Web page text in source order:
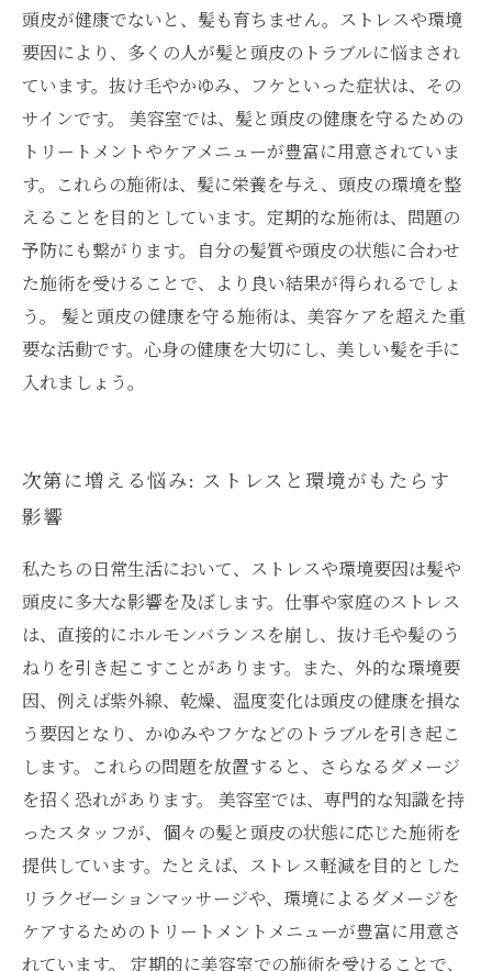
頭皮が健康でないと、髪も育ちません。ストレスや環境
要因により、多くの人が髪と頭皮のトラブルに悩まされ
ています。抜け毛やかゆみ、フケといった症状は、その
サインです。 美容室では、髪と頭皮の健康を守るための
トリートメントやケアメニューが豊富に用意されていま
す。これらの施術は、髪に栄養を与え、頭皮の環境を整
えることを目的としています。定期的な施術は、問題の
予防にも繋がります。自分の髪質や頭皮の状態に合わせ
た施術を受けることで、より良い結果が得られるでしょ
う。 髪と頭皮の健康を守る施術は、美容ケアを超えた重
要な活動です。心身の健康を大切にし、美しい髪を手に
入れましょう。
次第に増える悩み: ストレスと環境がもたらす
影響
私たちの日常生活において、ストレスや環境要因は髪や
頭皮に多大な影響を及ぼします。仕事や家庭のストレス
は、直接的にホルモンバランスを崩し、抜け毛や髪のう
ねりを引き起こすことがあります。また、外的な環境要
因、例えば紫外線、乾燥、温度変化は頭皮の健康を損な
う要因となり、かゆみやフケなどのトラブルを引き起こ
します。これらの問題を放置すると、さらなるダメージ
を招く恐れがあります。 美容室では、専門的な知識を持
ったスタッフが、個々の髪と頭皮の状態に応じた施術を
提供しています。たとえば、ストレス軽減を目的とした
リラクゼーションマッサージや、環境によるダメージを
ケアするためのトリートメントメニューが豊富に用意さ
れています。 定期的に美容室での施術を受けることで、